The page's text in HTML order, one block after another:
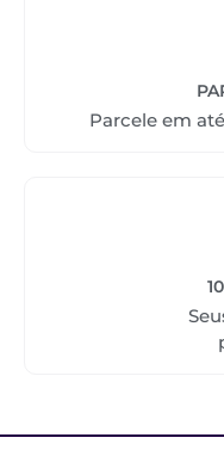
Parcele em